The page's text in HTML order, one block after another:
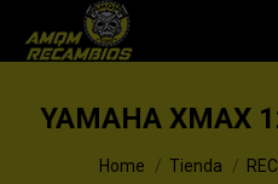
YAMAHA XMAX
You are here:Home Tienda